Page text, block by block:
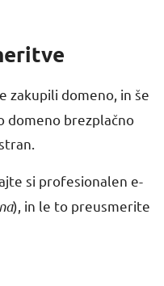
zakupili domeno, in še
domeno brezplačno
si profesionalen e-
), in le to preusmerite